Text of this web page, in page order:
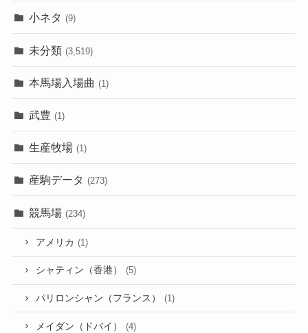
小ネタ (9)
未分類 (3,519)
本馬場入場曲 (1)
武豊 (1)
生産牧場 (1)
産駒データ (273)
競馬場 (234)
アメリカ (1)
シャティン（香港） (5)
パリロンシャン（フランス） (1)
メイダン（ドバイ） (4)